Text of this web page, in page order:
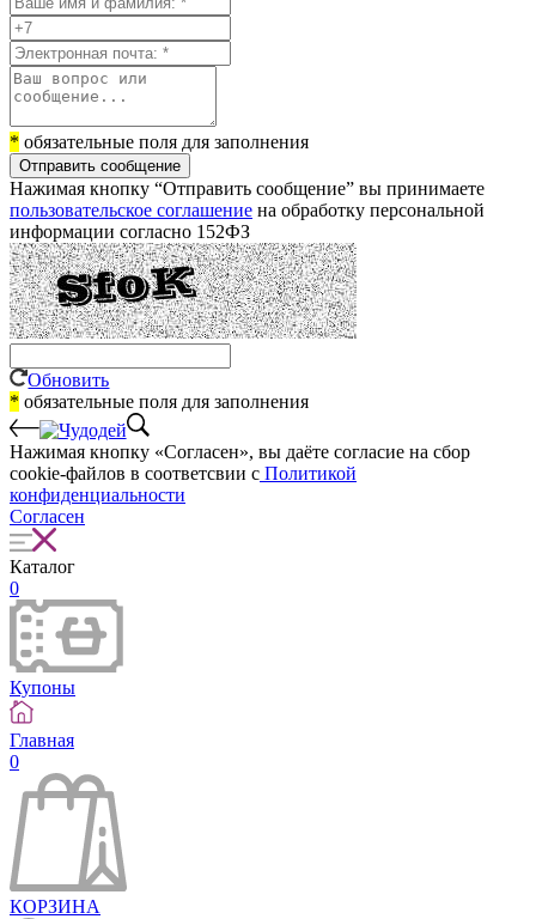
* обязательные поля для заполнения
Отправить сообщение
Нажимая кнопку “Отправить сообщение” вы принимаете
пользовательское соглашение на обработку персональной
информации согласно 152ФЗ
Обновить
* обязательные поля для заполнения
Нажимая кнопку «Согласен», вы даёте cогласие на сбор
cookie-файлов в соответсвии с Политикой
конфиденциальности
Согласен
Каталог
0
Купоны
Главная
0
КОРЗИНА